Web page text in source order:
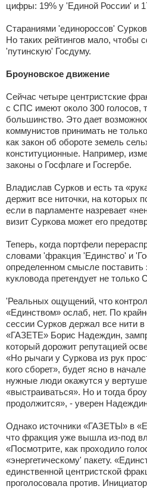
цифры: 19% у 'Единой России' и
Стараниями 'единороссов'
Но таких рейтингов мало, чтобы
'путинскую' Госдуму.
Броуновское движение
Сейчас четыре центристские
с СПС имеют около 300 голосов,
большинство. Это дает
коммунистов принимать не
как закон об обороте земель
конституционные. Например,
законы о Госфлаге и Госгербе.
Владислав Сурков и есть та
держит все ниточки, на которых
если в парламенте назревает
визит Суркова может его
Теперь, когда портфели
словами 'фракция 'Единство' и
определенном смысле поставить
кукловода претендует не только
'Реальных ощущений, что
«Единством» ослаб, нет. По
сессии Сурков держал все нити в
«ГАЗЕТЕ» Борис Надеждин,
который дорожит репутацией
«Но рычаги у Суркова из рук
кого сборет», будет ясно в
нужные люди окажутся у
«выстраиваться». Но и тогда
продолжится», - уверен
Однако источники «ГАЗЕТЫ» в
что фракция уже вышла из-под
«Посмотрите, как проходило
«энергетическому' пакету.
единственной центристской
проголосовала против.